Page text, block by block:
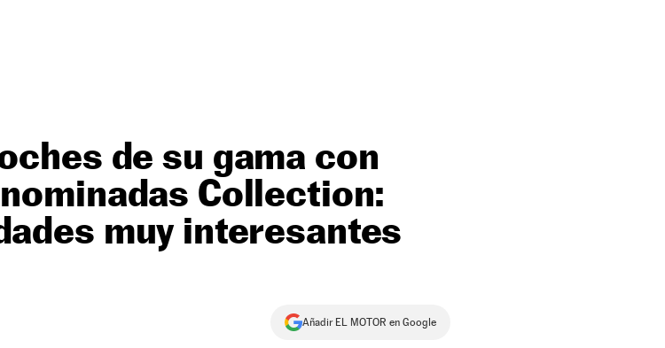
de su gama con
Collection:
muy interesantes
Añadir EL MOTOR en Google